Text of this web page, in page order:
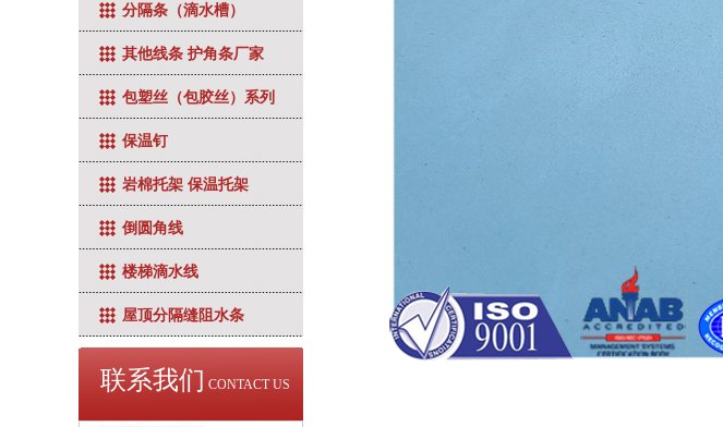
分隔条（滴水槽）
其他线条 护角条厂家
包塑丝（包胶丝）系列
保温钉
岩棉托架 保温托架
倒圆角线
楼梯滴水线
屋顶分隔缝阻水条
联系我们 CONTACT US